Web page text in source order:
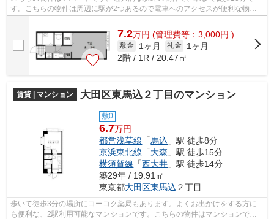
す。こちらの物件は周辺に駅が2つあるので電車へのアクセスが便利な物件
7.2万円 (管理費等：3,000円 )
敷金 1ヶ月 礼金
1ヶ月
2階 / 1R / 20.47㎡
賃貸 | マンション 大田区東馬込２丁目のマンション
敷0
6.7万円
都営浅草線 「馬込 」駅 徒歩8分
京浜東北線 「大森 」駅 徒歩15分
横須賀線 「西大井 」駅 徒歩14分
築29年 / 19.91㎡
東京都大田区東馬込 ２丁目
歩いて徒歩3分の場所にコーコク薬局もあります。よくお出かけをする方に
も便利な、2駅利用可能なマンションです。こちらの物件はマンションで